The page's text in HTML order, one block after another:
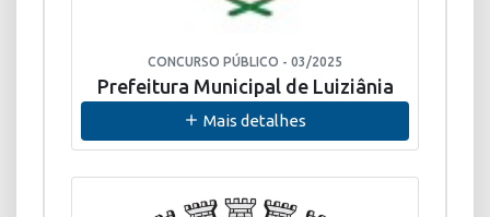
CONCURSO PÚBLICO - 03/2025
Prefeitura Municipal de Luiziânia
Mais detalhes